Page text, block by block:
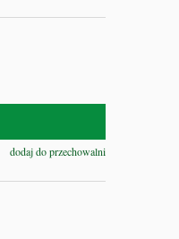
dodaj do przechowalni